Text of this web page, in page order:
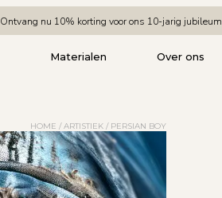
Ontvang nu 10% korting voor ons 10-jarig
Materialen Over ons
HOME /ARTISTIEK / PERSIAN BOY